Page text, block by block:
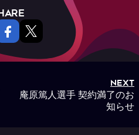
NEXT
庵原篤人選手 契約満了のお
知らせ